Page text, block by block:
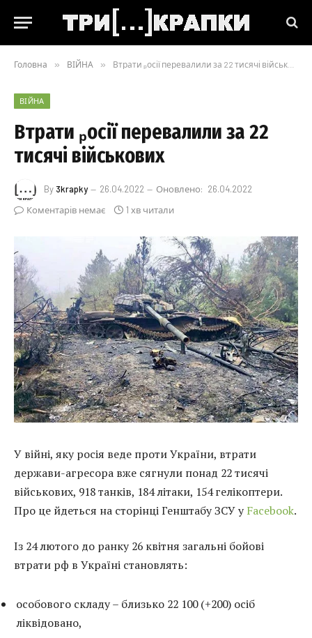
Головна » ВІЙНА » Втрати ₚосії перевалили за 22 тисячі військових
ВІЙНА
Втрати ₚосії перевалили за 22
тисячі військових
By 3krapky 26.04.2022 Оновлено: 26.04.2022
Коментарів немає
1 хв читали
У війні, яку росія веде проти України, втрати
держави-агресора вже сягнули понад 22 тисячі
військових, 918 танків, 184 літаки, 154 гелікоптери.
Про це йдеться на сторінці Генштабу ЗСУ у Facebook.
Із 24 лютого до ранку 26 квітня загальні бойові
втрати рф в Україні становлять:
особового складу – близько 22 100 (+200) осіб
ліквідовано,